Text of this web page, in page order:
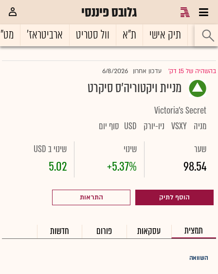
גלובס פיננסי
ראשי תיק אישי ת"א וול סטריט ארביטראז'
בהשהיה של 15 דק' |עדכון אחרון 6/8/2026
מניית ויקטוריה'ס סיקרט
Victoria's Secret
מניה VSXY ניו-יורק USD סוף יום
שער
98.54
שינוי
+5.37%
שינוי ב USD
5.02
הוסף לתיק התראות
תמצית עסקאות פורום חדשות
השוואה